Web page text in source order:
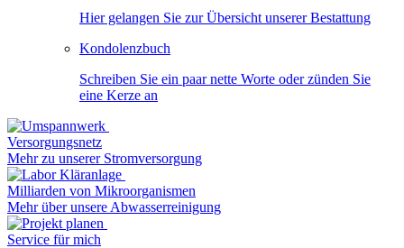
Hier gelangen Sie zur Übersicht unserer Bestattung
Kondolenzbuch
Schreiben Sie ein paar nette Worte oder zünden Sie
eine Kerze an
Versorgungsnetz
Mehr zu unserer Stromversorgung
Milliarden von Mikroorganismen
Mehr über unsere Abwasserreinigung
Service für mich